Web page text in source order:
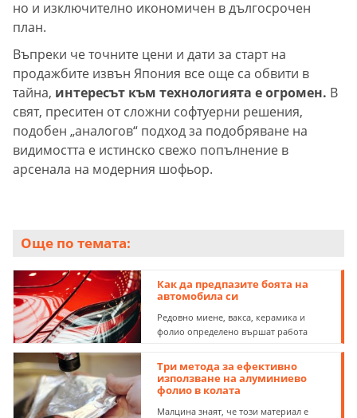
но и изключително икономичен в дългосрочен
план.
Въпреки че точните цени и дати за старт на
продажбите извън Япония все още са обвити в
тайна, интересът към технологията е огромен. В
свят, преситен от сложни софтуерни решения,
подобен „аналогов“ подход за подобряване на
видимостта е истинско свежо попълнение в
арсенала на модерния шофьор.
Още по темата:
Как да предпазите боята на
автомобила си
Редовно миене, вакса, керамика и
фолио определено вършат работа
Три метода за ефективно
използване на алуминиево
фолио в колата
Малцина знаят, че този материал е